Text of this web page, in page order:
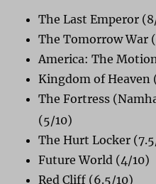
The Last Emperor
The Tomorrow War
America: The
Kingdom of Heaven
The Fortress
(5/10)
The Hurt Locker
Future World (4/10)
Red Cliff (6.5/10)